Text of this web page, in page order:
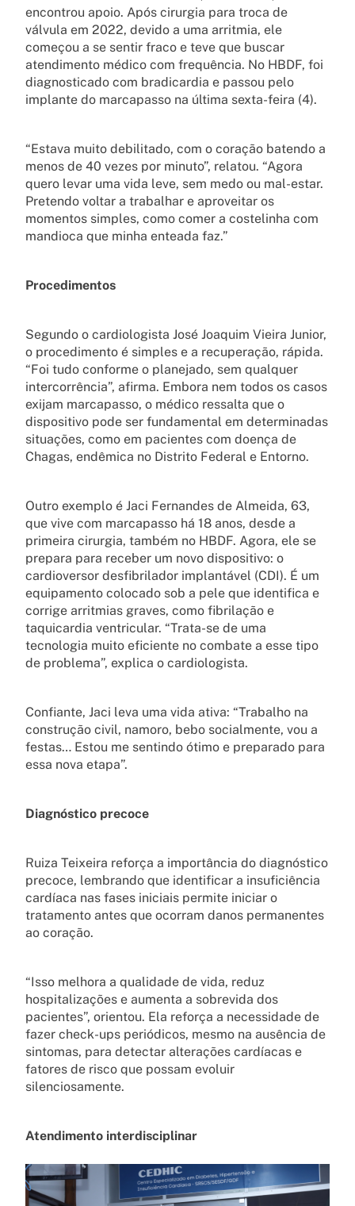
encontrou apoio. Após cirurgia para troca de
válvula em 2022, devido a uma arritmia, ele
começou a se sentir fraco e teve que buscar
atendimento médico com frequência. No HBDF, foi
diagnosticado com bradicardia e passou pelo
implante do marcapasso na última sexta-feira (4).
“Estava muito debilitado, com o coração batendo a
menos de 40 vezes por minuto”, relatou. “Agora
quero levar uma vida leve, sem medo ou mal-estar.
Pretendo voltar a trabalhar e aproveitar os
momentos simples, como comer a costelinha com
mandioca que minha enteada faz.”
Procedimentos
Segundo o cardiologista José Joaquim Vieira Junior,
o procedimento é simples e a recuperação, rápida.
“Foi tudo conforme o planejado, sem qualquer
intercorrência”, afirma. Embora nem todos os casos
exijam marcapasso, o médico ressalta que o
dispositivo pode ser fundamental em determinadas
situações, como em pacientes com doença de
Chagas, endêmica no Distrito Federal e Entorno.
Outro exemplo é Jaci Fernandes de Almeida, 63,
que vive com marcapasso há 18 anos, desde a
primeira cirurgia, também no HBDF. Agora, ele se
prepara para receber um novo dispositivo: o
cardioversor desfibrilador implantável (CDI). É um
equipamento colocado sob a pele que identifica e
corrige arritmias graves, como fibrilação e
taquicardia ventricular. “Trata-se de uma
tecnologia muito eficiente no combate a esse tipo
de problema”, explica o cardiologista.
Confiante, Jaci leva uma vida ativa: “Trabalho na
construção civil, namoro, bebo socialmente, vou a
festas… Estou me sentindo ótimo e preparado para
essa nova etapa”.
Diagnóstico precoce
Ruiza Teixeira reforça a importância do diagnóstico
precoce, lembrando que identificar a insuficiência
cardíaca nas fases iniciais permite iniciar o
tratamento antes que ocorram danos permanentes
ao coração.
“Isso melhora a qualidade de vida, reduz
hospitalizações e aumenta a sobrevida dos
pacientes”, orientou. Ela reforça a necessidade de
fazer check-ups periódicos, mesmo na ausência de
sintomas, para detectar alterações cardíacas e
fatores de risco que possam evoluir
silenciosamente.
Atendimento interdisciplinar